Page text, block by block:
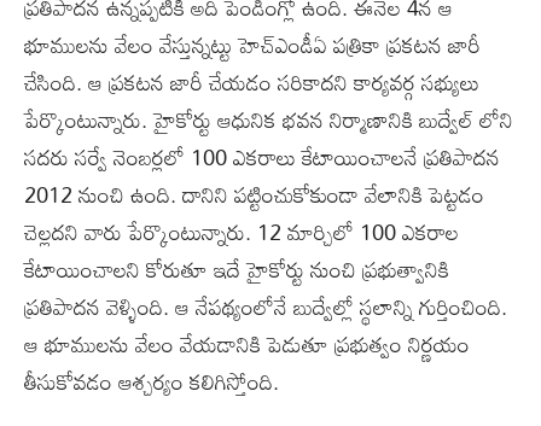
భూములను వేలం వేస్తున్నట్టు హెచ్ఎండీఏ పత్రికా ప్రకటన జారీ
చేసింది. ఆ ప్రకటన జారీ చేయడం సరికాదని కార్యవర్గ సభ్యులు
పేర్కొంటున్నారు. హైకోర్టు ఆధునిక భవన నిర్మాణానికి బుద్వేల్ లోని
సదరు సర్వే నెంబర్లలో 100 ఎకరాలు కేటాయించాలనే ప్రతిపాదన
2012 నుంచి ఉంది. దానిని పట్టించుకోకుండా వేలానికి పెట్టడం
చెల్లదని వారు పేర్కొంటున్నారు. 12 మార్చిలో 100 ఎకరాల
కేటాయించాలని కోరుతూ ఇదే హైకోర్టు నుంచి ప్రభుత్వానికి
ప్రతిపాదన వెళ్ళింది. ఆ నేపథ్యంలోనే బుద్వేల్లో స్థలాన్ని గుర్తించింది.
ఆ భూములను వేలం వేయడానికి పెడుతూ ప్రభుత్వం నిర్ణయం
తీసుకోవడం ఆశ్చర్యం కలిగిస్తోంది.